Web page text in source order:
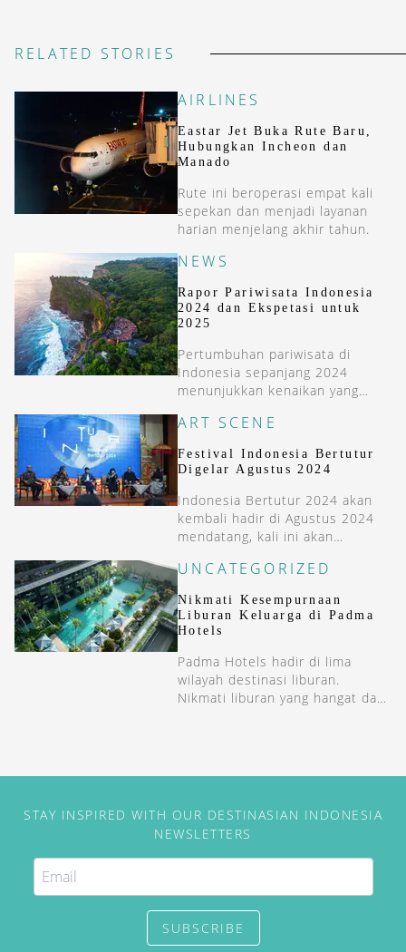
RELATED STORIES
AIRLINES
Eastar Jet Buka Rute Baru,
Hubungkan Incheon dan
Manado
Rute ini beroperasi empat kali
sepekan dan menjadi layanan
harian menjelang akhir tahun.
NEWS
Rapor Pariwisata Indonesia
2024 dan Ekspetasi untuk
2025
Pertumbuhan pariwisata di
Indonesia sepanjang 2024
menunjukkan kenaikan yang
bagi pemerintah untuk
memeratakan kunjungan ke
destinasi populer lainnya.
ART SCENE
Festival Indonesia Bertutur
Digelar Agustus 2024
Indonesia Bertutur 2024 akan
kembali hadir di Agustus 2024
mendatang, kali ini akan
UNCATEGORIZED
Nikmati Kesempurnaan
Liburan Keluarga di Padma
Hotels
Padma Hotels hadir di lima
wilayah destinasi liburan.
Nikmati liburan yang hangat dan
STAY INSPIRED WITH OUR DESTINASIAN INDONESIA
NEWSLETTERS
SUBSCRIBE